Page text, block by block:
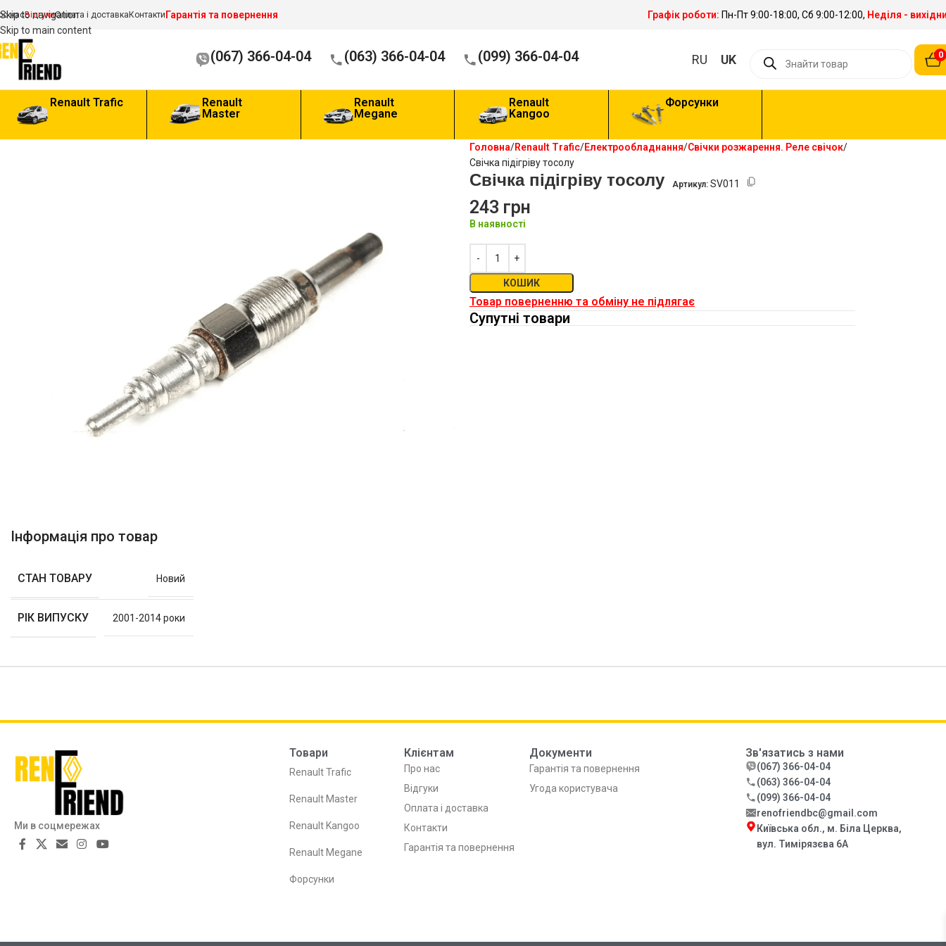
Skip to navigation
Skip to main content
насВідгукиОплата і доставка КонтактиГарантія та повернення Графік роботи: Пн-Пт 9:00-18:00, Сб 9:00-12:00, Неділя -
(067) 366-04-04 (063) 366-04-04 (099) 366-04-04 RU UK 0
Renault Trafic
Renault
Master
Renault
Megane
Renault
Kangoo
Форсунки
Інформація про товар
СТАН ТОВАРУ Новий
РІК ВИПУСКУ 2001-2014 роки
Головна Renault Trafic Електрообладнання Свічки розжарення. Реле свічок
Свічка підігріву тосолу
Свічка підігріву тосолу Артикул: SV011
243 грн
В наявності
КОШИК
Товар поверненню та обміну не підлягає
Супутні товари
Ми в соцмережах
Товари
Renault Trafic
Renault Master
Renault Kangoo
Renault Megane
Форсунки
Клієнтам
Про нас
Відгуки
Оплата і доставка
Контакти
Гарантія та повернення
Документи
Гарантія та повернення
Угода користувача
Зв'язатись з нами
(067) 366-04-04
(063) 366-04-04
(099) 366-04-04
renofriendbc@gmail.com
Київська обл., м. Біла Церква,
вул. Тимірязєва 6А